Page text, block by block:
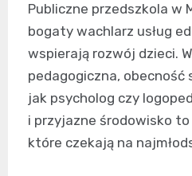
Publiczne przedszkola w
bogaty wachlarz usług
wspierają rozwój dzieci.
pedagogiczna,
jak psycholog czy
i przyjazne środowisko
które czekają na